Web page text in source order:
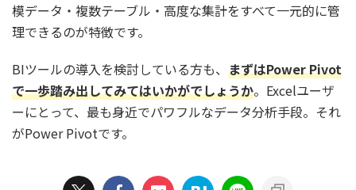
模データ・複数テーブル・高度な集計をすべて一元的に管
理できるのが特徴です。
BIツールの導入を検討している方も、 まずはPower Pivot
で一歩踏み出してみてはいかがでしょうか。Excelユーザ
ーにとって、最も身近でパワフルなデータ分析手段。それ
がPower Pivotです。